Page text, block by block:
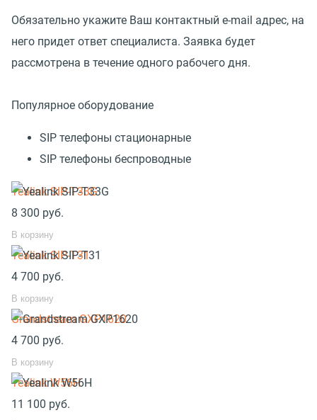
Обязательно укажите Ваш контактный e-mail адрес, на
него придет ответ специалиста. Заявка будет
рассмотрена в течение одного рабочего дня.
Популярное оборудование
SIP телефоны стационарные
SIP телефоны беспроводные
Yealink SIP-T33G
8 300 руб.
В корзину
Yealink SIP-T31
4 700 руб.
В корзину
Grandstream GXP1620
4 700 руб.
В корзину
Yealink W56H
11 100 руб.